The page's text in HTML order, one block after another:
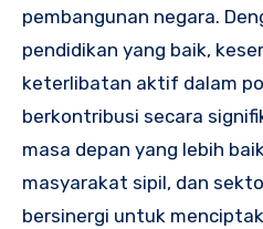
pembangunan negara.
pendidikan yang baik,
keterlibatan aktif dalam
berkontribusi secara
masa depan yang lebih
masyarakat sipil, dan
bersinergi untuk